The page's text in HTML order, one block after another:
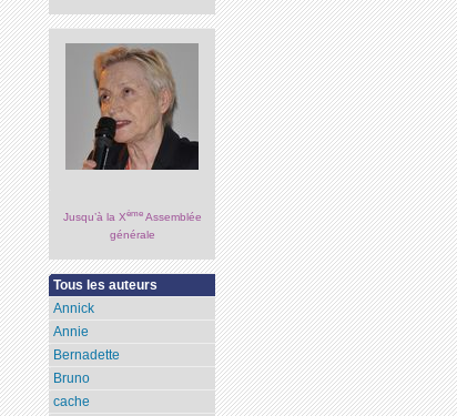
Jusqu’à la XèmeAssemblée
générale
Tous les auteurs
Annick
Annie
Bernadette
Bruno
cache